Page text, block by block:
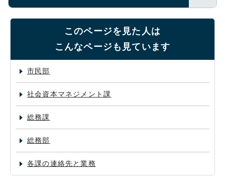
このページを見た人は
こんなページも見ています
市民部
社会資本マネジメント課
総務課
総務部
各課の連絡先と業務